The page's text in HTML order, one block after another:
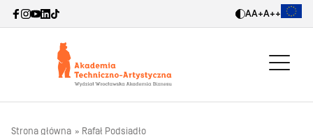
AA+A++
Strona główna Rafał Podsiadło